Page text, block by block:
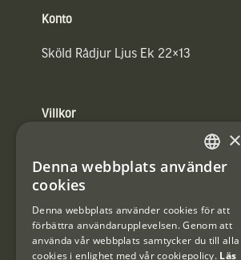
Konto
Sköld Rådjur Ljus Ek 22×13
Villkor
Användarvillkor
#Interjaktfamily
SWEDISH
×
Denna webbplats använder
cookies
Denna webbplats använder cookies för att
förbättra användarupplevelsen. Genom att
använda vår webbplats samtycker du till alla
cookies i enlighet med vår cookiepolicy. Läs